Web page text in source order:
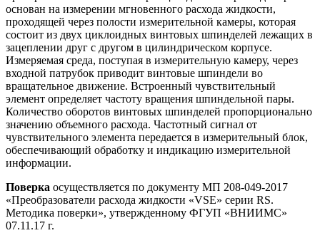
основан на измерении мгновенного расхода жидкости,
проходящей через полости измерительной камеры, которая
состоит из двух циклоидных винтовых шпинделей лежащих в
зацеплении друг с другом в цилиндрическом корпусе.
Измеряемая среда, поступая в измерительную камеру, через
входной патрубок приводит винтовые шпиндели во
вращательное движение. Встроенный чувствительный
элемент определяет частоту вращения шпиндельной пары.
Количество оборотов винтовых шпинделей пропорционально
значению объемного расхода. Частотный сигнал от
чувствительного элемента передается в измерительный блок,
обеспечивающий обработку и индикацию измерительной
информации.
Поверка осуществляется по документу МП 208-049-2017
«Преобразователи расхода жидкости «VSE» серии RS.
Методика поверки», утвержденному ФГУП «ВНИИМС»
07.11.17 г.